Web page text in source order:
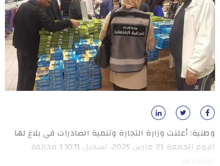
وطنية: أعلنت وزارة التجارة وتنمية الصادرات في بلاغ لها
اليوم الجمعة 21 مارس 2025، تسجيل 13071 مخالفة